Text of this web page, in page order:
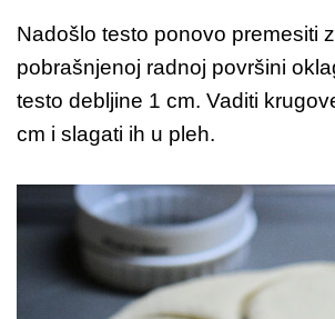
Nadošlo testo ponovo premesiti
pobrašnjenoj radnoj površini
testo debljine 1 cm. Vaditi
cm i slagati ih u pleh.